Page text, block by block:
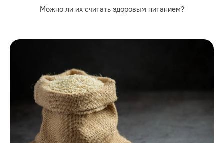
Можно ли их считать здоровым питанием?